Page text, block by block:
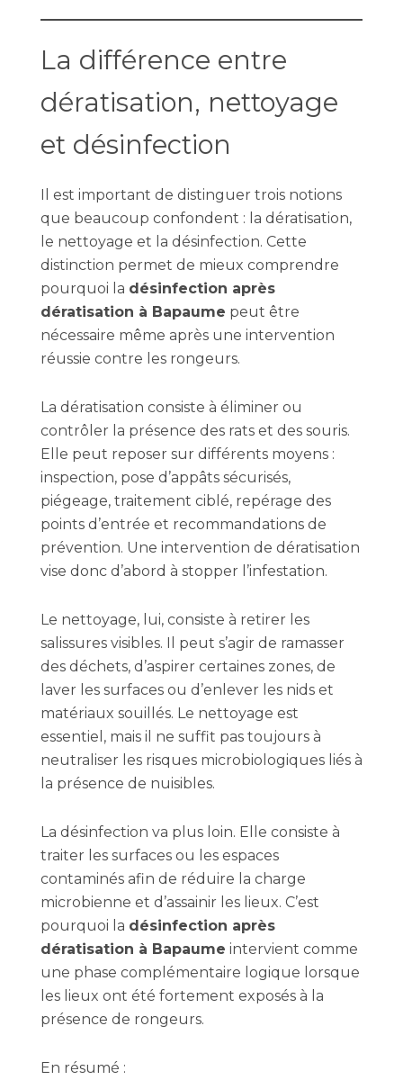
La différence entre
dératisation, nettoyage
et désinfection
Il est important de distinguer trois notions
que beaucoup confondent : la dératisation,
le nettoyage et la désinfection. Cette
distinction permet de mieux comprendre
pourquoi la désinfection après
dératisation à Bapaume peut être
nécessaire même après une intervention
réussie contre les rongeurs.
La dératisation consiste à éliminer ou
contrôler la présence des rats et des souris.
Elle peut reposer sur différents moyens :
inspection, pose d’appâts sécurisés,
piégeage, traitement ciblé, repérage des
points d’entrée et recommandations de
prévention. Une intervention de dératisation
vise donc d’abord à stopper l’infestation.
Le nettoyage, lui, consiste à retirer les
salissures visibles. Il peut s’agir de ramasser
des déchets, d’aspirer certaines zones, de
laver les surfaces ou d’enlever les nids et
matériaux souillés. Le nettoyage est
essentiel, mais il ne suffit pas toujours à
neutraliser les risques microbiologiques liés à
la présence de nuisibles.
La désinfection va plus loin. Elle consiste à
traiter les surfaces ou les espaces
contaminés afin de réduire la charge
microbienne et d’assainir les lieux. C’est
pourquoi la désinfection après
dératisation à Bapaume intervient comme
une phase complémentaire logique lorsque
les lieux ont été fortement exposés à la
présence de rongeurs.
En résumé :